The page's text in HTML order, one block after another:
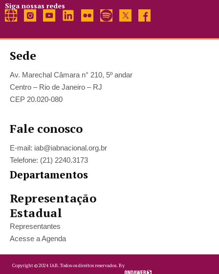
Siga nossas redes
Sede
Av. Marechal Câmara n° 210, 5º andar
Centro – Rio de Janeiro – RJ
CEP 20.020-080
Fale conosco
E-mail: iab@iabnacional.org.br
Telefone: (21) 2240.3173
Departamentos
Representação
Estadual
Representantes
Acesse a Agenda
Copyright ©2024 IAB.Todos os direitos reservados. By